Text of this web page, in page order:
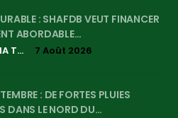
: SHAFDB VEUT FINANCER
ABORDABLE…
EPLUS MEDIA TV 7 Août 2026
: DE FORTES PLUIES
DANS LE NORD DU…